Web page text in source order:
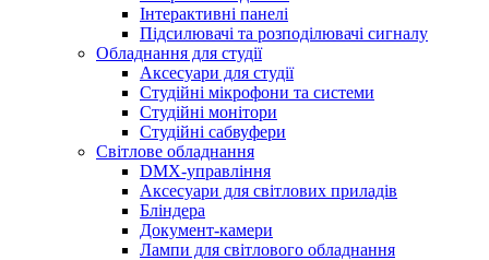
Інтерактивні панелі
Підсилювачі та розподілювачі сигналу
Обладнання для студії
Аксесуари для студії
Студійні мікрофони та системи
Студійні монітори
Студійні сабвуфери
Світлове обладнання
DMX-управління
Аксесуари для світлових приладів
Бліндера
Документ-камери
Лампи для світлового обладнання